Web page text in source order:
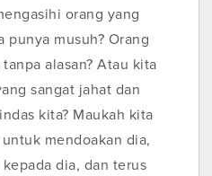
orang yang
punya musuh? Orang
alasan? Atau kita
sangat jahat dan
kita? Maukah kita
mendoakan dia,
dia, dan terus